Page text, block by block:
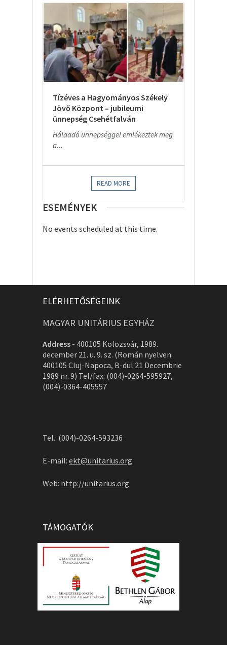
Tízéves a Hagyományos Székely
Jövő Központ – jubileumi
ünnepség Csehétfalván
Hálaadó ünnepséggel emlékeztek meg
a...
READ MORE
ESEMÉNYEK
No events scheduled at this time.
ELÉRHETŐSÉGEINK
MAGYAR UNITÁRIUS EGYHÁZ
Address - 400105 Kolozsvár, 1989.
december 21. u. 9. sz. (Román nyelven:
400105 Cluj-Napoca, B-dul 21 Decembrie
1989 nr. 9) Tel/fax: (004)-0264-595927,
(004)-0364-405557
Tel.: (004)-0264-593236
E-mail: ekt@unitarius.org
Web: http://unitarius.org
TÁMOGATÓK